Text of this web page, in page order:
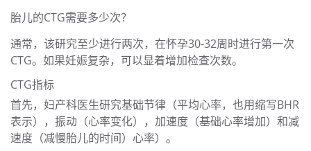
胎儿的CTG需要多少次？
通常，该研究至少进行两次，在怀孕30-32周时进行第一次
CTG。如果妊娠复杂，可以显着增加检查次数。
CTG指标
首先，妇产科医生研究基础节律（平均心率，也用缩写BHR
表示），振动（心率变化），加速度（基础心率增加）和减
速度（减慢胎儿的时间）心率）。